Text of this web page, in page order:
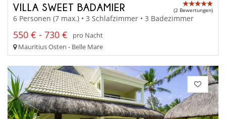
VILLA SWEET BADAMIER (2 Bewertungen)
6 Personen (7 max.) • 3 Schlafzimmer • 3 Badezimmer
550 € - 730 €
pro Nacht
Mauritius Osten - Belle Mare